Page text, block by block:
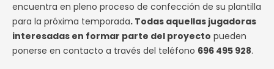
encuentra en pleno proceso de confección de su plantilla
para la próxima temporada. Todas aquellas jugadoras
interesadas en formar parte del proyecto pueden
ponerse en contacto a través del teléfono 696 495 928.